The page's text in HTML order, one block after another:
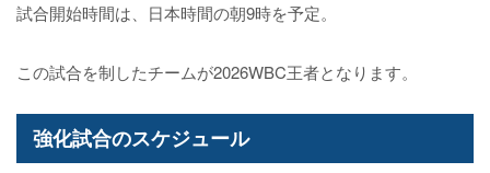
試合開始時間は、日本時間の朝9時を予定。
この試合を制したチームが2026WBC王者となります。
強化試合のスケジュール